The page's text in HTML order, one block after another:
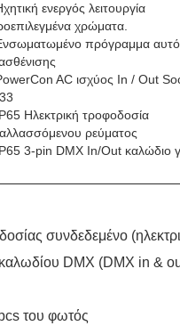
ενεργός λειτουργία
χρώματα.
πρόγραμμα
AC ισχύος In / Out
Ηλεκτρική τροφοδοσία
ρεύματος
3-pin DMX In/Out καλώδιο
συνδεδεμένο
DMX (DMX in &
του φωτός